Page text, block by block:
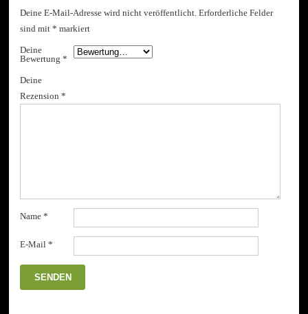
Deine E-Mail-Adresse wird nicht veröffentlicht. Erforderliche Felder
sind mit* markiert
Deine
Bewertung*
Deine
Rezension*
Name*
E-Mail*